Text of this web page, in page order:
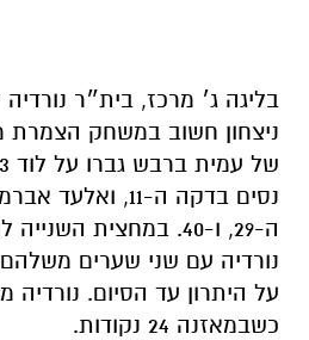
בליגה ג׳ מרכז, בית״ר
ניצחון חשוב במשחק הצמרת
נסים בדקה ה-11,
ה-29, ו-40. במחצית
נורדיה עם שני שערים
על היתרון עד הסיום.
כשבמאזנה 24 נקודות.